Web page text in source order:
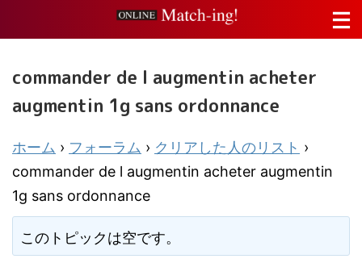
commander de l augmentin acheter
augmentin 1g sans ordonnance
ホーム › フォーラム › クリアした人のリスト ›
commander de l augmentin acheter augmentin
1g sans ordonnance
このトピックは空です。